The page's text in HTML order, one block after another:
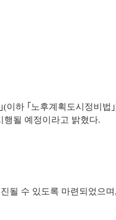
이하 ｢노후계획도시정비법
행될 예정이라고 밝혔다.
될 수 있도록 마련되었으며